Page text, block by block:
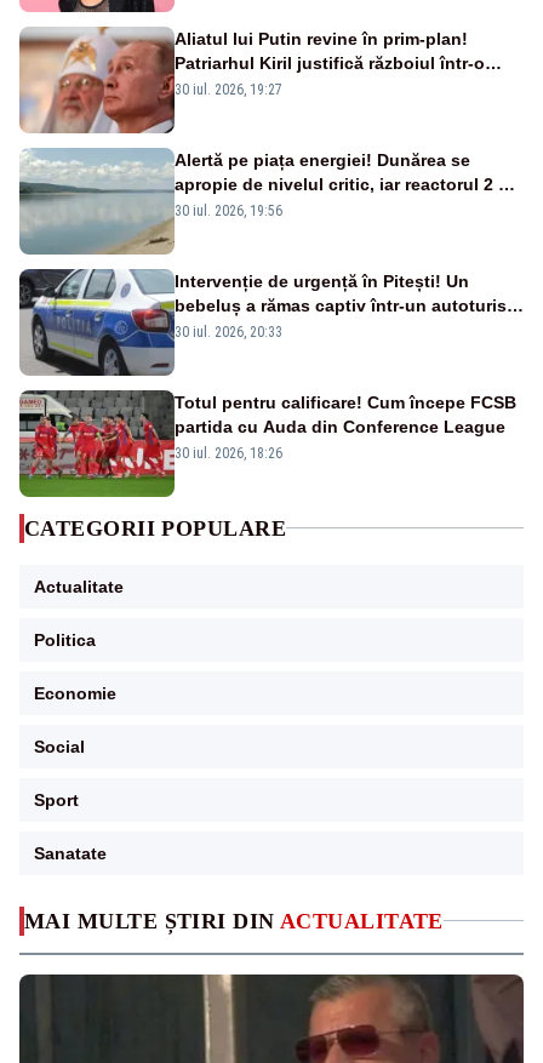
MAI MULTE ȘTIRI DIN ACTUALITATE
Aliatul lui Putin revine în prim-plan!
Patriarhul Kiril justifică războiul într-o
nouă carte
30 iul. 2026, 19:27
Alertă pe piața energiei! Dunărea se
apropie de nivelul critic, iar reactorul 2 de
la Cernavodă ar putea fi oprit
30 iul. 2026, 19:56
Intervenție de urgență în Pitești! Un
bebeluș a rămas captiv într-un autoturism
din cauza unei defecțiuni
30 iul. 2026, 20:33
Totul pentru calificare! Cum începe FCSB
partida cu Auda din Conference League
30 iul. 2026, 18:26
CATEGORII POPULARE
Actualitate
Politica
Economie
Social
Sport
Sanatate